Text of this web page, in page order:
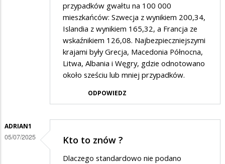
przypadków gwałtu na 100 000
mieszkańców: Szwecja z wynikiem 200,34,
Islandia z wynikiem 165,32, a Francja ze
wskaźnikiem 126,08. Najbezpieczniejszymi
krajami były Grecja, Macedonia Północna,
Litwa, Albania i Węgry, gdzie odnotowano
około sześciu lub mniej przypadków.
ODPOWIEDZ
ADRIAN1
05/07/2025 Kto to znów ?
Dlaczego standardowo nie podano